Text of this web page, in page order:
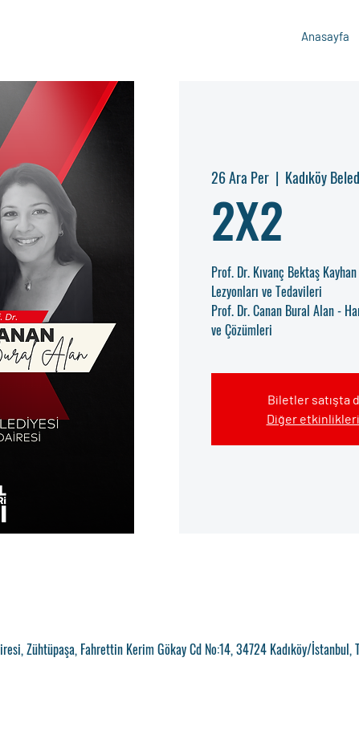
Anasayfa
26 Ara Per
  |
Kadıköy
2X2
Prof. Dr. Kıvanç Bektaş
Lezyonları ve Tedavileri
Prof. Dr. Canan Bural Alan -
ve Çözümleri
Biletler satışta
Diğer
Zühtüpaşa, Fahrettin Kerim Gökay Cd No:14, 34724 Kadıköy/İstanbul,